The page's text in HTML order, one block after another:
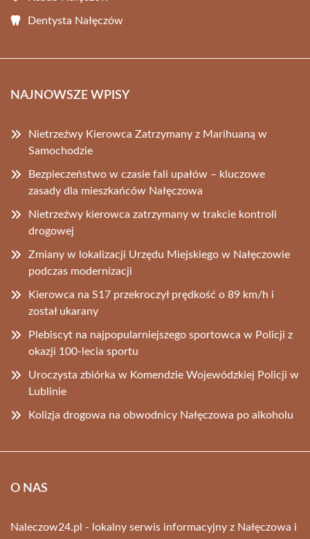
Dentysta Nałęczów
NAJNOWSZE WPISY
Nietrzeźwy Kierowca Zatrzymany z Marihuaną w
Samochodzie
Bezpieczeństwo w czasie fali upałów – kluczowe
zasady dla mieszkańców Nałęczowa
Nietrzeźwy kierowca zatrzymany w trakcie kontroli
drogowej
Zmiany w lokalizacji Urzędu Miejskiego w Nałęczowie
podczas modernizacji
Kierowca na S17 przekroczył prędkość o 89 km/h i
został ukarany
Plebiscyt na najpopularniejszego sportowca w Policji z
okazji 100-lecia sportu
Uroczysta zbiórka w Komendzie Wojewódzkiej Policji w
Lublinie
Kolizja drogowa na obwodnicy Nałęczowa po alkoholu
O NAS
Naleczow24.pl - lokalny serwis informacyjny z Nałęczowa i